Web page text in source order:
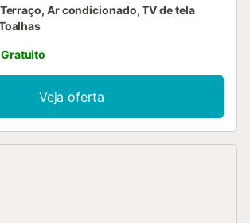
Ar condicionado, TV de tela
Veja oferta